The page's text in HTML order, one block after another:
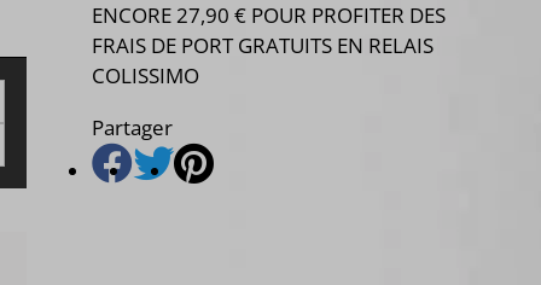
ENCORE 27,90 € POUR PROFITER DES
FRAIS DE PORT GRATUITS EN RELAIS
COLISSIMO
Partager